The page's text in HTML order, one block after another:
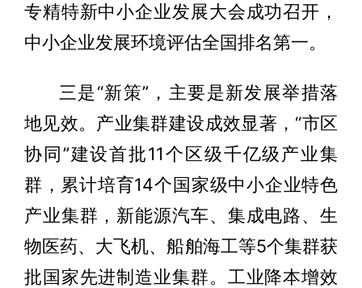
专精特新中小企业发展大会成功召开，
中小企业发展环境评估全国排名第一。
三是“新策”，主要是新发展举措落
地见效。产业集群建设成效显著，“市区
协同”建设首批11个区级千亿级产业集
群，累计培育14个国家级中小企业特色
产业集群，新能源汽车、集成电路、生
物医药、大飞机、船舶海工等5个集群获
批国家先进制造业集群。工业降本增效